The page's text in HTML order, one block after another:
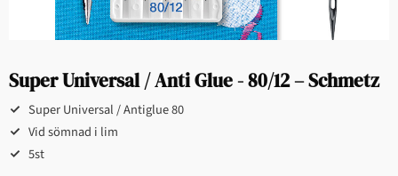
Super Universal / Anti Glue - 80/12 – Schmetz
Super Universal / Antiglue 80
Vid sömnad i lim
5st